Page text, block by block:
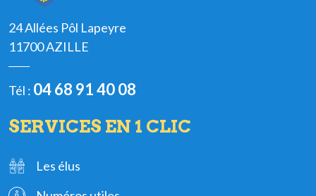
24 Allées Pôl Lapeyre
11700 AZILLE
Tél : 04 68 91 40 08
SERVICES EN 1 CLIC
Les élus